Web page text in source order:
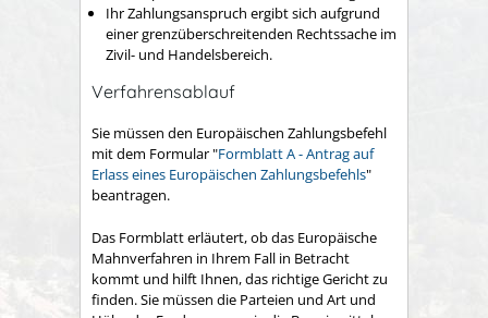
Ihr Zahlungsanspruch ergibt sich aufgrund
einer grenzüberschreitenden Rechtssache im
Zivil- und Handelsbereich.
Verfahrensablauf
Sie müssen den Europäischen Zahlungsbefehl
mit dem Formular "Formblatt A - Antrag auf
Erlass eines Europäischen Zahlungsbefehls"
beantragen.
Das Formblatt erläutert, ob das Europäische
Mahnverfahren in Ihrem Fall in Betracht
kommt und hilft Ihnen, das richtige Gericht zu
finden. Sie müssen die Parteien und Art und